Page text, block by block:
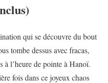
qui se découvre du bout
tombe dessus avec fracas,
à l’heure de pointe à Hanoï.
fois dans ce joyeux chaos